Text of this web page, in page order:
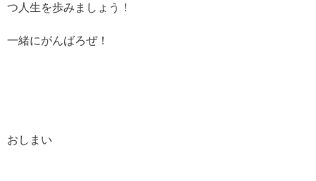
つ人生を歩みましょう！
一緒にがんばろぜ！
おしまい